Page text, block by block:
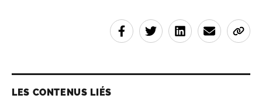
LES CONTENUS LIÉS